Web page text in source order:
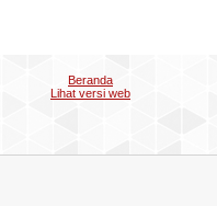
Beranda
Lihat versi web